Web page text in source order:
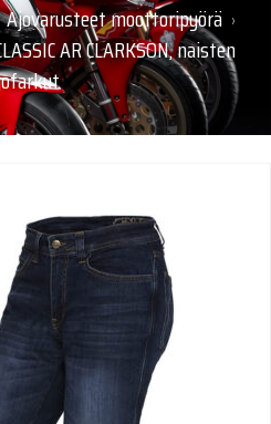
Ajovarusteet moottoripyörä ›
AR CLARKSON, naisten